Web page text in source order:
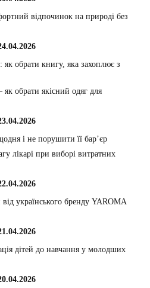
відпочинок на природі без
обрати книгу, яка захоплює з
обрати якісний одяг для
і не порушити її бар’єр
лікарі при виборі витратних
українського бренду YAROMA
дітей до навчання у молодших